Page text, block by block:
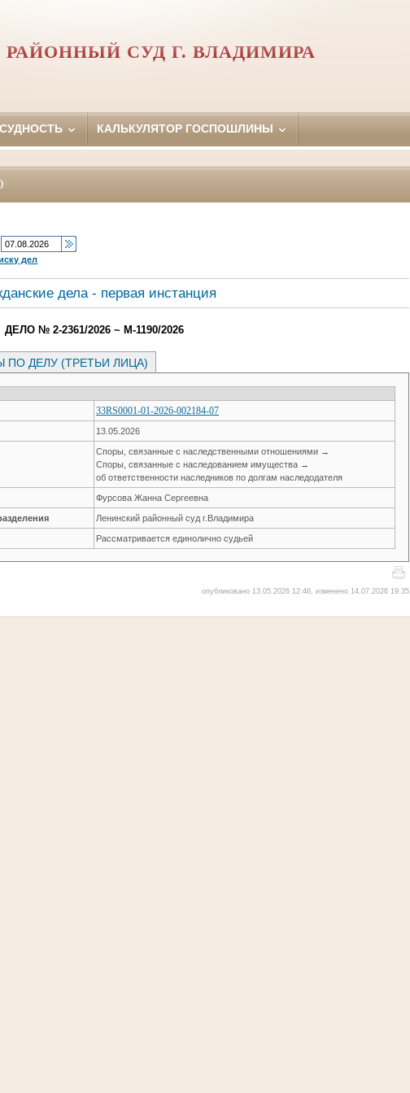
СУД Г. ВЛАДИМИРА
КАЛЬКУЛЯТОР ГОСПОШЛИНЫ
дел
дела - первая инстанция
ДЕЛО № 2-2361/2026 ~ М-1190/2026
ПО ДЕЛУ (ТРЕТЬИ ЛИЦА)
33RS0001-01-2026-002184-07
13.05.2026
Споры, связанные с наследственными отношениями →
Споры, связанные с наследованием имущества →
об ответственности наследников по долгам наследодателя
Фурсова Жанна Сергеевна
Ленинский районный суд г.Владимира
Рассматривается единолично судьей
опубликовано 13.05.2026 12:46, изменено 14.07.2026 19:35